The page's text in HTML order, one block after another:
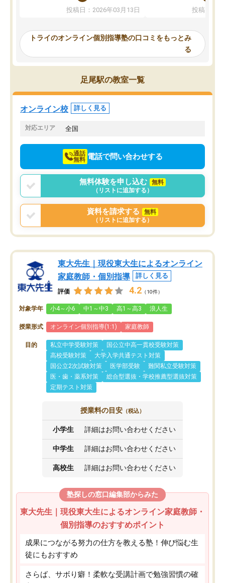
ないのは私たち講師の責任です」と言
ってくださり、確かに！と考えて、思
ったんですが、学生の先生から学ぶこ
み、徐々に成績が上がったらいいなと
思っていました。何が今足りないのか
を的確に指導いただき、子どももびっ
くりするほど楽しんでやる気を持って
塾を受けています。狙い通り、少しず
つ成績も上がり、苦手意識も無くなっ
てきたので、さらに苦手な数学も追加
でお願いしました。来年の高校受験に
投稿日：2026年03月13日
可能なので本当に助か
らないところをピンポイ
頂いて、とてもわかり
していました。一生を
スト、多少お金がかかっ
投稿日：
トライのオンライン個別指導塾の口コミをもっとみ
る
足尾駅の教室一覧
オンライン校 詳しく見る
対応エリア 全国
通話
無料 電話で問い合わせする
無料体験を申し込む
無料
（リストに追加する）
資料を請求する
無料
（リストに追加する）
東大先生｜現役東大生によるオンライン
家庭教師・個別指導
詳しく見る
評価 4.2 （10件）
対象学年 小4～小6 中1～中3 高1～高3 浪人生
授業形式 オンライン個別指導(1:1) 家庭教師
目的 私立中学受験対策
国公立中高一貫校受験対策
高校受験対策
大学入学共通テスト対策
国公立2次試験対策
医学部受験
難関私立受験対策
医・歯・薬系対策
総合型選抜・学校推薦型選抜対策
定期テスト対策
授業料の目安 （税込）
小学生 詳細はお問い合わせください
中学生 詳細はお問い合わせください
高校生 詳細はお問い合わせください
塾探しの窓口編集部からみた
東大先生｜現役東大生によるオンライン家庭教師・
個別指導のおすすめポイント
成果につながる努力の仕方を教える塾！伸び悩む生
徒にもおすすめ
さらば、サボり癖！柔軟な受講計画で勉強習慣の確